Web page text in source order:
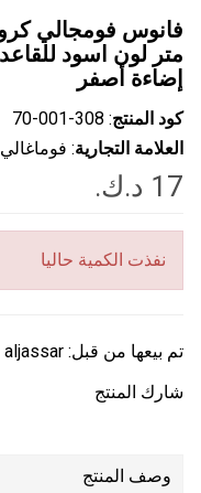
إضاءة أصفر
كود المنتج: ‎70-001-308
العلامة التجارية: فوماغالي
نفذت الكمية حاليا
تم بيعها من قبل: aljassar
شارك المنتج
وصف المنتج